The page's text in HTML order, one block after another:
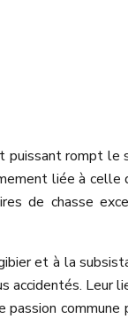
rompt le
liée à
de chasse
et à la
Leur
commune